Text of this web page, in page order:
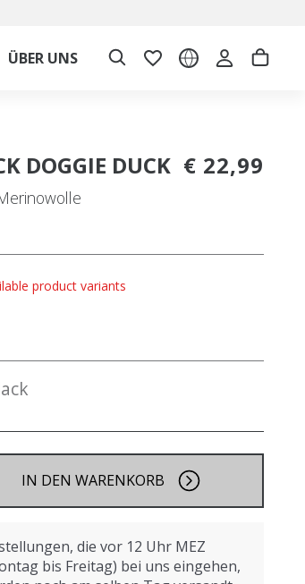
ÜBER UNS
DOGGIE DUCK € 22,99
product variants
IN DEN WARENKORB
die vor 12 Uhr MEZ
bis Freitag) bei uns eingehen,